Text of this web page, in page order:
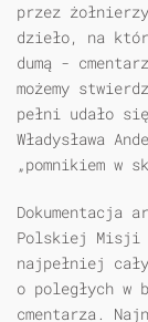
przez
dzieło, na
dumą -
możemy
pełni udało
Władysława
„pomnikiem w
Dokumentacja
Polskiej Misji
najpełniej
o poległych w
cmentarza.